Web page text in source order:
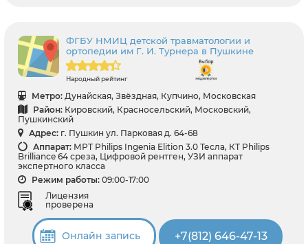
ФГБУ НМИЦ детской травматологии и
ортопедии им Г. И. Турнера в Пушкине
Народный рейтинг
Метро: Дунайская, Звёздная, Купчино, Московская
Район: Кировский, Красносельский, Московский,
Пушкинский
Адрес: г. Пушкин ул. Парковая д. 64-68
Аппарат: МРТ Philips Ingenia Elition 3.0 Тесла, КТ Philips
Brilliance 64 среза, Цифровой рентген, УЗИ аппарат
экспертного класса
Режим работы: 09:00-17:00
Лицензия
проверена
Онлайн запись +7(812) 646-47-13